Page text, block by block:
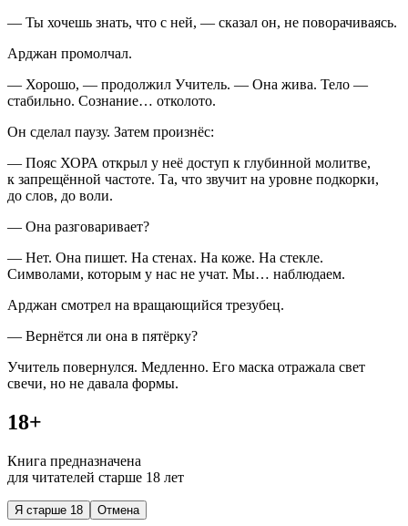
— Ты хочешь знать, что с ней, — сказал он, не поворачиваясь.
Арджан промолчал.
— Хорошо, — продолжил Учитель. — Она жива. Тело —
стабильно. Сознание… отколото.
Он сделал паузу. Затем произнёс:
— Пояс ХОРА открыл у неё доступ к глубинной молитве,
к запрещённой частоте. Та, что звучит на уровне подкорки,
до слов, до воли.
— Она разговаривает?
— Нет. Она пишет. На стенах. На коже. На стекле.
Символами, которым у нас не учат. Мы… наблюдаем.
Арджан смотрел на вращающийся трезубец.
— Вернётся ли она в пятёрку?
Учитель повернулся. Медленно. Его маска отражала свет
свечи, но не давала формы.
18+
Книга предназначена
для читателей старше 18 лет
Я старше 18 Отмена